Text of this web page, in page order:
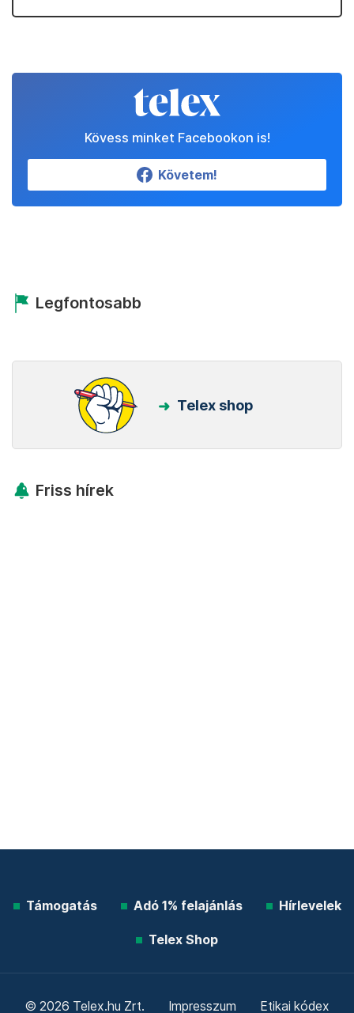
Kövess minket Facebookon is!
Követem!
Legfontosabb
Telex shop
Friss hírek
Támogatás Adó 1% felajánlás Hírlevelek
Telex Shop
© 2026 Telex.hu Zrt. Impresszum Etikai kódex